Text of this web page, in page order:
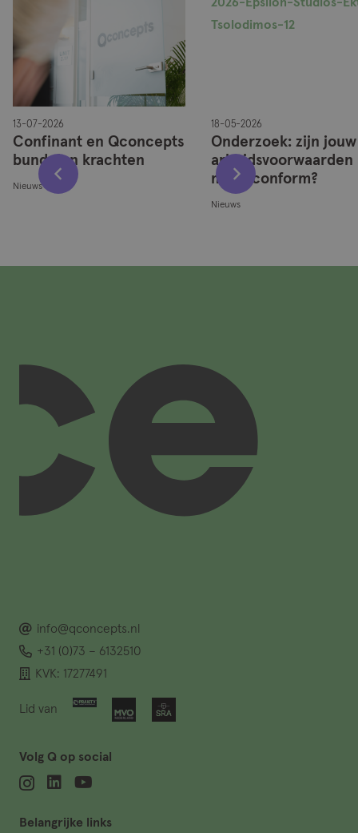
13-07-2026
Confinant en Qconcepts
bundelen krachten
Nieuws
18-05-2026
Onderzoek: zijn jouw
arbeidsvoorwaarden
marktconform?
Nieuws
info@qconcepts.nl
+31 (0)73 – 6132510
KVK: 17277491
Lid van
Volg Q op social
Belangrijke links